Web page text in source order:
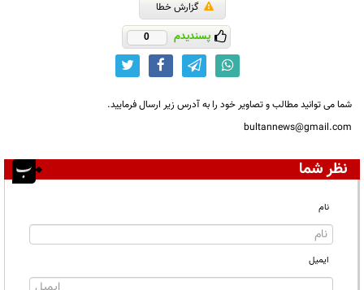
گزارش خطا
پسندیدم 0
شما می توانید مطالب و تصاویر خود را به آدرس زیر ارسال فرمایید.
bultannews@gmail.com
نظر شما
نام
ایمیل